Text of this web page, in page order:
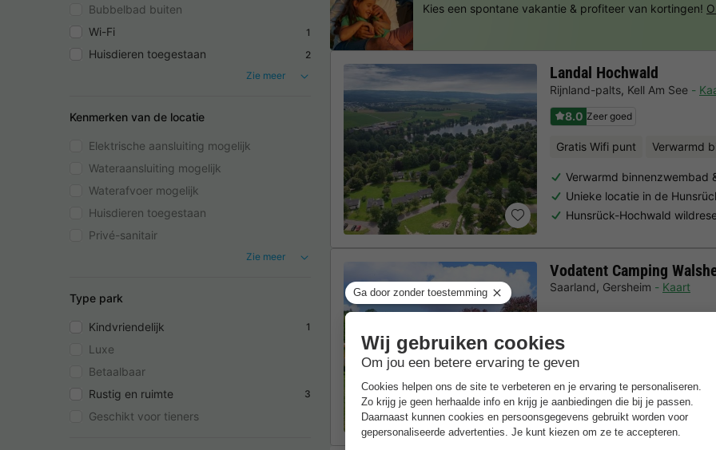
Bubbelbad buiten
Wi-Fi
1
Huisdieren toegestaan
2
Zie meer
Kenmerken van de locatie
Elektrische aansluiting mogelijk
Wateraansluiting mogelijk
Waterafvoer mogelijk
Huisdieren toegestaan
Privé-sanitair
Zie meer
Type park
Kindvriendelijk 1
Luxe
Betaalbaar
Rustig en ruimte
3
Geschikt voor tieners
Landal Hochwald
Rijnland-palts, Kell Am See
8.0 Zeer goed
Gratis Wifi punt Verwarmd
Verwarmd binnenzwembad
Unieke locatie in de
Hunsrück-Hochwald
Vodatent Camping
Saarland, Gersheim Kaart
Gratis Wifi punt
Animatie, speeltuinen,
Comfortabele camping in
Duik in het zwembad of
Kies een spontane vakantie & profiteer van kortingen!